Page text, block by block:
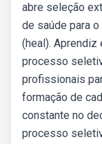
abre seleção
de saúde para
(heal). Aprendiz
processo
profissionais
formação de
constante no
processo